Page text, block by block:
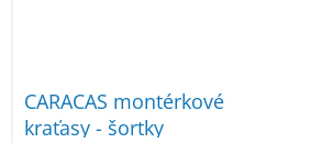
CARACAS montérkové
kraťasy - šortky